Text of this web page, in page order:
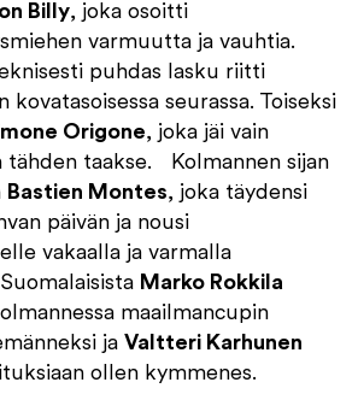
Billy, joka osoitti
varmuutta ja vauhtia.
puhdas lasku riitti
seurassa. Toiseksi
Origone, joka jäi vain
tähden taakse. Kolmannen sijan
Bastien Montes, joka täydensi
päivän ja nousi
vakaalla ja varmalla
Marko Rokkila
maailmancupin
ja Valtteri Karhunen
ollen kymmenes.